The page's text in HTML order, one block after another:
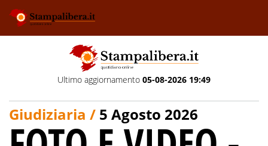
Ultimo aggiornamento 05-08-2026 19:49
Giudiziaria / 5 Agosto 2026